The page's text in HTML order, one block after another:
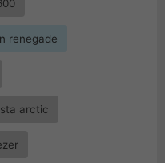
renegade
arctic